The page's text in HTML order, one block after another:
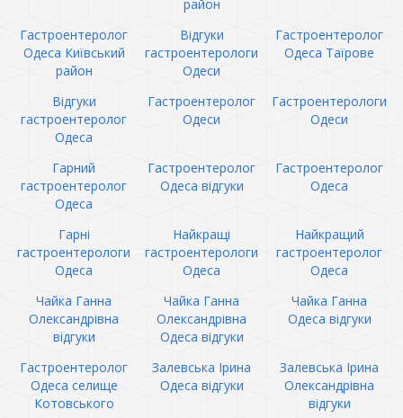
район
Гастроентеролог
Одеса Київський
район
Відгуки
гастроентерологи
Одеси
Гастроентеролог
Одеса Таїрове
Відгуки
гастроентеролог
Одеса
Гастроентеролог
Одеси
Гастроентерологи
Одеси
Гарний
гастроентеролог
Одеса
Гастроентеролог
Одеса відгуки
Гастроентеролог
Одеса
Гарні
гастроентерологи
Одеса
Найкращі
гастроентерологи
Одеса
Найкращий
гастроентеролог
Одеса
Чайка Ганна
Олександрівна
відгуки
Чайка Ганна
Олександрівна
Одеса відгуки
Чайка Ганна
Одеса відгуки
Гастроентеролог
Одеса селище
Котовського
Залевська Ірина
Одеса відгуки
Залевська Ірина
Олександрівна
відгуки